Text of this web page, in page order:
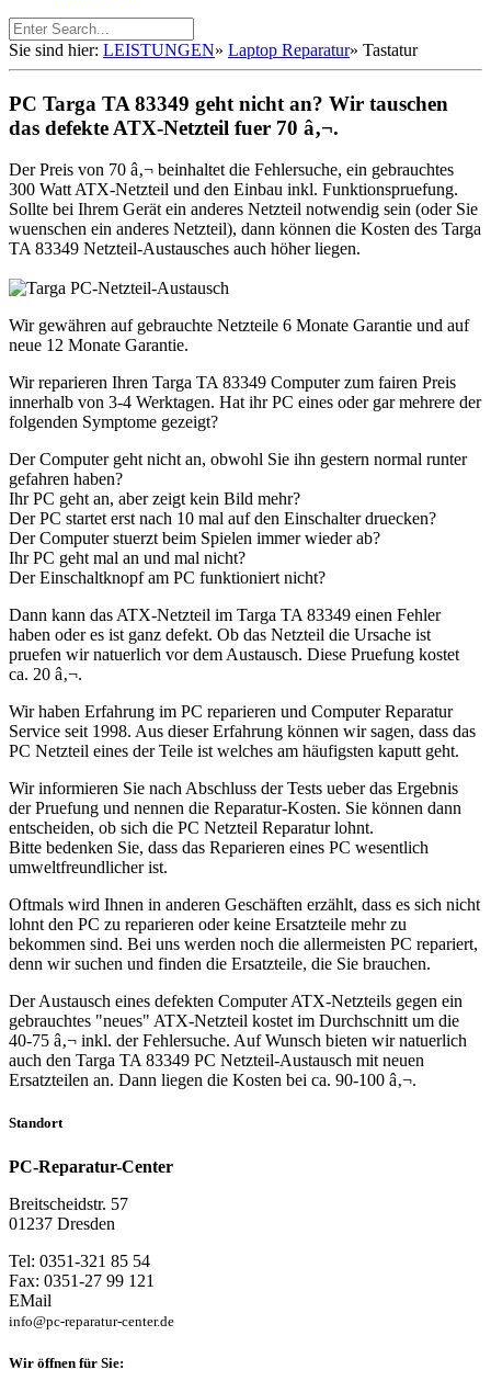
Sie sind hier: LEISTUNGEN» Laptop Reparatur» Tastatur
PC Targa TA 83349 geht nicht an? Wir tauschen
das defekte ATX-Netzteil fuer 70 â‚¬.
Der Preis von 70 â‚¬ beinhaltet die Fehlersuche, ein gebrauchtes
300 Watt ATX-Netzteil und den Einbau inkl. Funktionspruefung.
Sollte bei Ihrem Gerät ein anderes Netzteil notwendig sein (oder Sie
wuenschen ein anderes Netzteil), dann können die Kosten des Targa
TA 83349 Netzteil-Austausches auch höher liegen.
Wir gewähren auf gebrauchte Netzteile 6 Monate Garantie und auf
neue 12 Monate Garantie.
Wir reparieren Ihren Targa TA 83349 Computer zum fairen Preis
innerhalb von 3-4 Werktagen. Hat ihr PC eines oder gar mehrere der
folgenden Symptome gezeigt?
Der Computer geht nicht an, obwohl Sie ihn gestern normal runter
gefahren haben?
Ihr PC geht an, aber zeigt kein Bild mehr?
Der PC startet erst nach 10 mal auf den Einschalter druecken?
Der Computer stuerzt beim Spielen immer wieder ab?
Ihr PC geht mal an und mal nicht?
Der Einschaltknopf am PC funktioniert nicht?
Dann kann das ATX-Netzteil im Targa TA 83349 einen Fehler
haben oder es ist ganz defekt. Ob das Netzteil die Ursache ist
pruefen wir natuerlich vor dem Austausch. Diese Pruefung kostet
ca. 20 â‚¬.
Wir haben Erfahrung im PC reparieren und Computer Reparatur
Service seit 1998. Aus dieser Erfahrung können wir sagen, dass das
PC Netzteil eines der Teile ist welches am häufigsten kaputt geht.
Wir informieren Sie nach Abschluss der Tests ueber das Ergebnis
der Pruefung und nennen die Reparatur-Kosten. Sie können dann
entscheiden, ob sich die PC Netzteil Reparatur lohnt.
Bitte bedenken Sie, dass das Reparieren eines PC wesentlich
umweltfreundlicher ist.
Oftmals wird Ihnen in anderen Geschäften erzählt, dass es sich nicht
lohnt den PC zu reparieren oder keine Ersatzteile mehr zu
bekommen sind. Bei uns werden noch die allermeisten PC repariert,
denn wir suchen und finden die Ersatzteile, die Sie brauchen.
Der Austausch eines defekten Computer ATX-Netzteils gegen ein
gebrauchtes "neues" ATX-Netzteil kostet im Durchschnitt um die
40-75 â‚¬ inkl. der Fehlersuche. Auf Wunsch bieten wir natuerlich
auch den Targa TA 83349 PC Netzteil-Austausch mit neuen
Ersatzteilen an. Dann liegen die Kosten bei ca. 90-100 â‚¬.
Standort
PC-Reparatur-Center
Breitscheidstr. 57
01237 Dresden
Tel: 0351-321 85 54
Fax: 0351-27 99 121
EMail
info@pc-reparatur-center.de
Wir öffnen für Sie: